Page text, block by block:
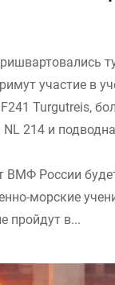
участие в
Turgutreis,
214 и
ВМФ России
морские
пройдут в...